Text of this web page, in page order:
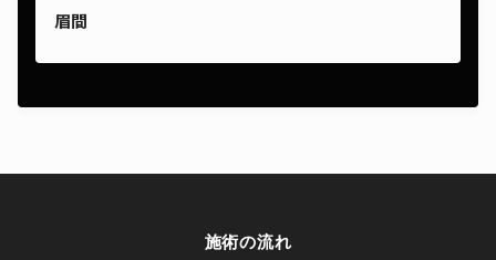
眉間
施術の流れ